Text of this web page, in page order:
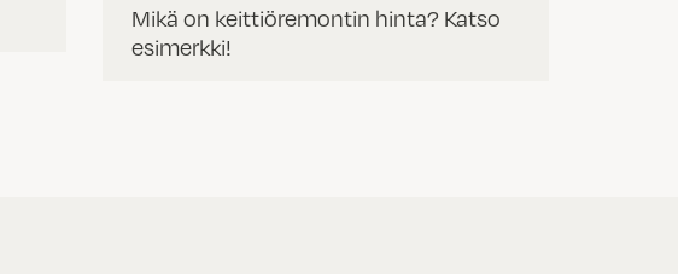
Mikä on keittiöremontin hinta? Katso
esimerkki!